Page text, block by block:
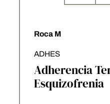
Roca M
ADHES
Adherencia
Esquizofrenia